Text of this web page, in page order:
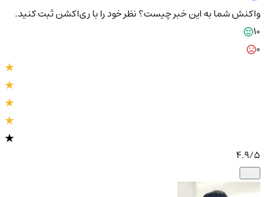
واکنش شما به این خبر چیست؟نظر خود را با ری‌اکشن ثبت کنید.
10
4.9/5